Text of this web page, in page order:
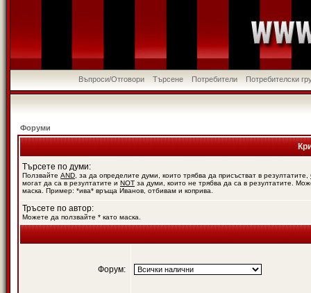
Въпроси/Отговори Търсене Потребители Потребителски
Форуми
Търсете по думи:
Ползвайте AND , за да определите думи, които трябва да присъстват в резултатите,
могат да са в резултатите и NOT за думи, които не трябва да са в резултатите.
маска. Пример: *ива* връща Иванов, отбивам и коприва.
Тръсете по автор:
Можете да ползвайте * като маска.
Форум: